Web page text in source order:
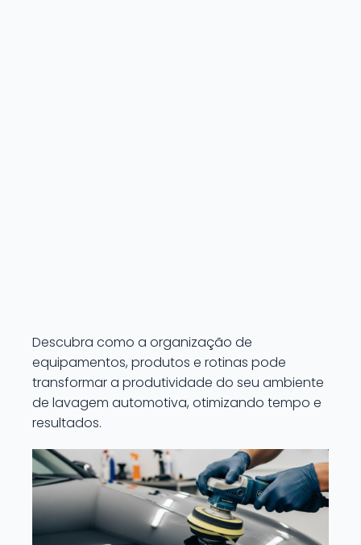
Descubra como a organização de
equipamentos, produtos e rotinas pode
transformar a produtividade do seu ambiente
de lavagem automotiva, otimizando tempo e
resultados.